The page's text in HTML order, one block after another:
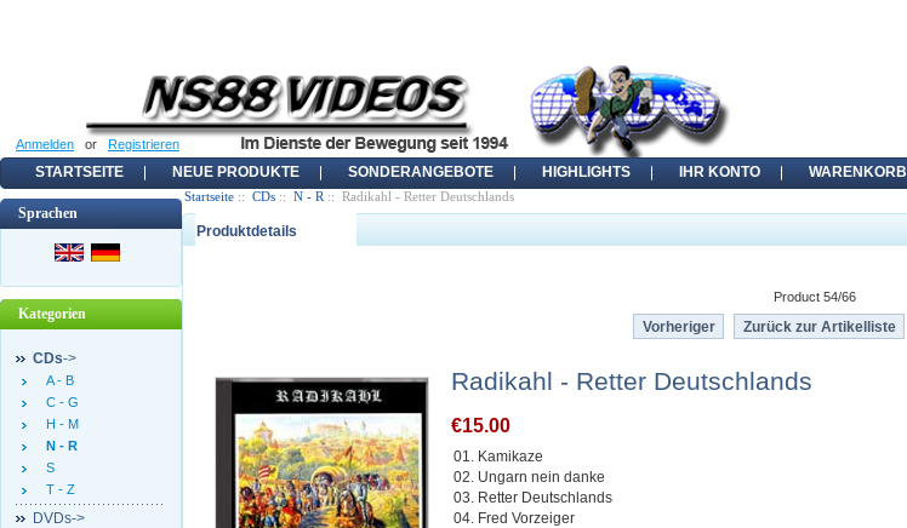
Anmelden or Registrieren
STARTSEITE NEUE PRODUKTE SONDERANGEBOTE HIGHLIGHTS IHR KONTO WARENKORB
Sprachen
Kategorien
CDs->
A - B
C - G
H - M
N - R
S
T - Z
DVDs->
Startseite :: CDs :: N - R :: Radikahl - Retter Deutschlands
Produktdetails
Product 54/66
Vorheriger Zurück zur Artikelliste
Radikahl - Retter Deutschlands
€15.00
01. Kamikaze
02. Ungarn nein danke
03. Retter Deutschlands
04. Fred Vorzeiger